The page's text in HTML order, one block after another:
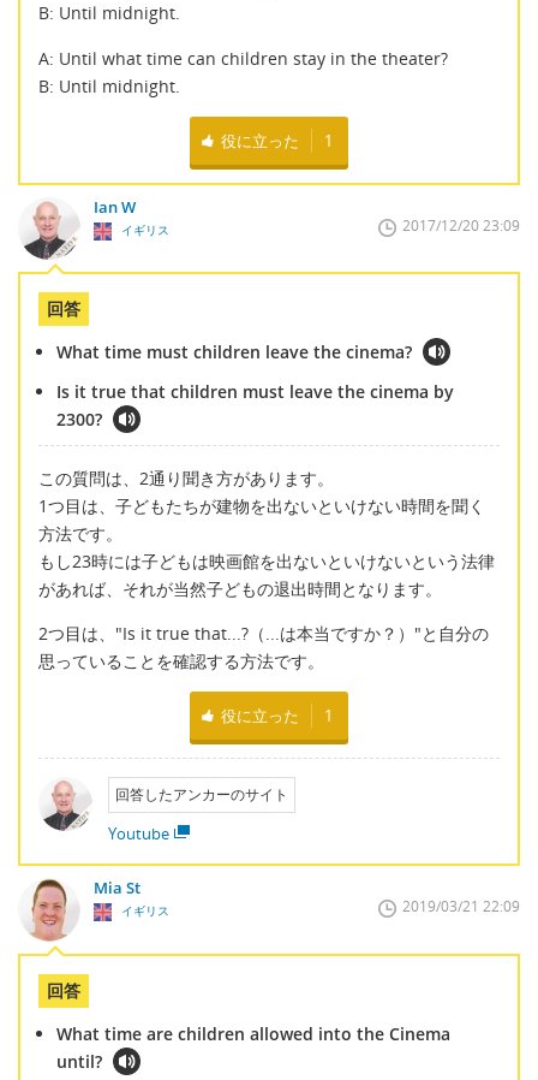
B: Until midnight.
A: Until what time can children stay in the theater?
B: Until midnight.
役に立った 1
Ian W
イギリス 2017/12/20 23:09
回答
What time must children leave the cinema?
Is it true that children must leave the cinema by
2300?
この質問は、2通り聞き方があります。
1つ目は、子どもたちが建物を出ないといけない時間を聞く
方法です。
もし23時には子どもは映画館を出ないといけないという法律
があれば、それが当然子どもの退出時間となります。
2つ目は、"Is it true that...?（...は本当ですか？）"と自分の
思っていることを確認する方法です。
役に立った 1
回答したアンカーのサイト
Youtube
Mia St
イギリス 2019/03/21 22:09
回答
What time are children allowed into the Cinema
until?